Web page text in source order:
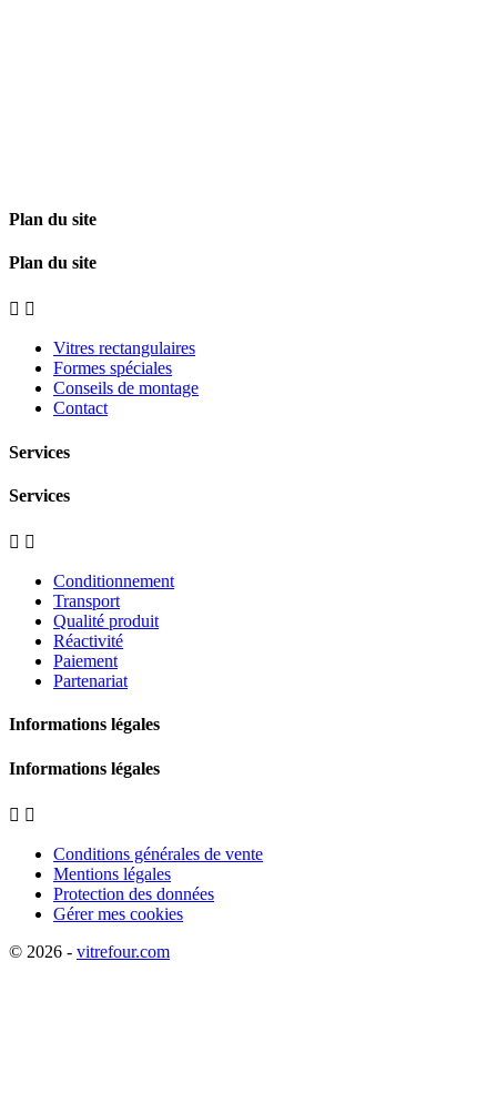
Plan du site
Plan du site
 
Vitres rectangulaires
Formes spéciales
Conseils de montage
Contact
Services
Services
 
Conditionnement
Transport
Qualité produit
Réactivité
Paiement
Partenariat
Informations légales
Informations légales
 
Conditions générales de vente
Mentions légales
Protection des données
Gérer mes cookies
© 2026 - vitrefour.com